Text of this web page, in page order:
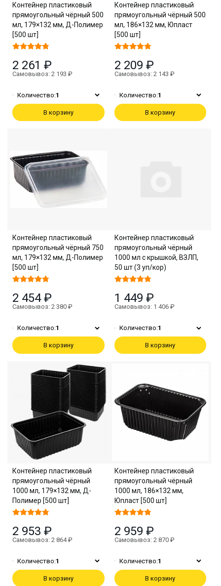
Контейнер пластиковый
прямоугольный чёрный 500
мл, 179×132 мм, Д-Полимер
[500 шт]
2 261 ₽
Самовывоз: 2 193 ₽
Количество:1
В корзину
Контейнер пластиковый
прямоугольный чёрный 500
мл, 186×132 мм, Юпласт
[500 шт]
2 209 ₽
Самовывоз: 2 143 ₽
Количество:1
В корзину
Контейнер пластиковый
прямоугольный чёрный 750
мл, 179×132 мм, Д-Полимер
[500 шт]
2 454 ₽
Самовывоз: 2 380 ₽
Количество:1
В корзину
Контейнер пластиковый
прямоугольный чёрный
1000 мл с крышкой, ВЗЛП,
50 шт (3 уп/кор)
1 449 ₽
Самовывоз: 1 406 ₽
Количество:1
В корзину
Контейнер пластиковый
прямоугольный чёрный
1000 мл, 179×132 мм, Д-
Полимер [500 шт]
2 953 ₽
Самовывоз: 2 864 ₽
Количество:1
В корзину
Контейнер пластиковый
прямоугольный чёрный
1000 мл, 186×132 мм,
Юпласт [500 шт]
2 959 ₽
Самовывоз: 2 870 ₽
Количество:1
В корзину